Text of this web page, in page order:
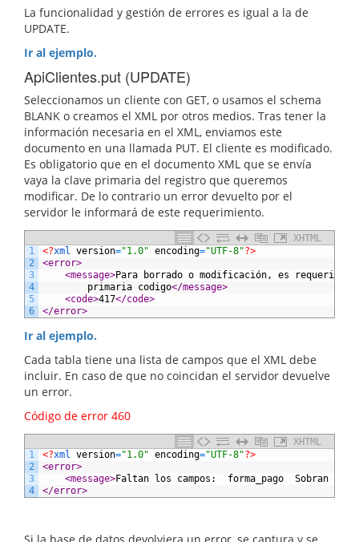
La funcionalidad y gestión de errores es igual a la de
UPDATE.
Ir al ejemplo.
ApiClientes.put (UPDATE)
Seleccionamos un cliente con GET, o usamos el schema
BLANK o creamos el XML por otros medios. Tras tener la
información necesaria en el XML, enviamos este
documento en una llamada PUT. El cliente es modificado.
Es obligatorio que en el documento XML que se envía
vaya la clave primaria del registro que queremos
modificar. De lo contrario un error devuelto por el
servidor le informará de este requerimiento.
XHTML
1
2
3
4
5
6
<?xml version="1.0" encoding="UTF-8"?>
<error>
<message>Para borrado o modificación, es requerido
primaria codigo</message>
<code>417</code>
</error>
Ir al ejemplo.
Cada tabla tiene una lista de campos que el XML debe
incluir. En caso de que no coincidan el servidor devuelve
un error.
Código de error 460
XHTML
1
2
3
4
<?xml version="1.0" encoding="UTF-8"?>
<error>
<message>Faltan los campos:  forma_pago  Sobran los
</error>